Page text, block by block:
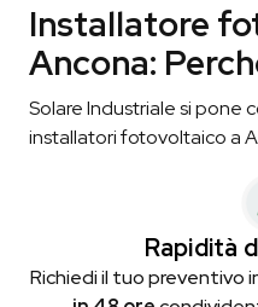
Installatore
Ancona:
Solare Industriale si pone
installatori fotovoltaico a
Rapidità
Richiedi il tuo preventivo